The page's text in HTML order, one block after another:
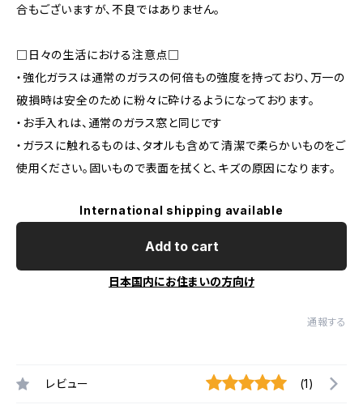
合もございますが、不良ではありません。
□日々の生活における注意点□
・強化ガラスは通常のガラスの何倍もの強度を持っており、万一の
破損時は安全のために粉々に砕けるようになっております。
・お手入れは、通常のガラス窓と同じです
・ガラスに触れるものは、タオルも含めて清潔で柔らかいものをご
使用ください。固いもので表面を拭くと、キズの原因になります。
International shipping available
Add to cart
日本国内にお住まいの方向け
通報する
レビュー (1)